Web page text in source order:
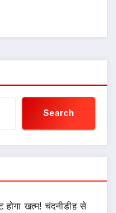
Search
खत्म! चंदनीडीह से